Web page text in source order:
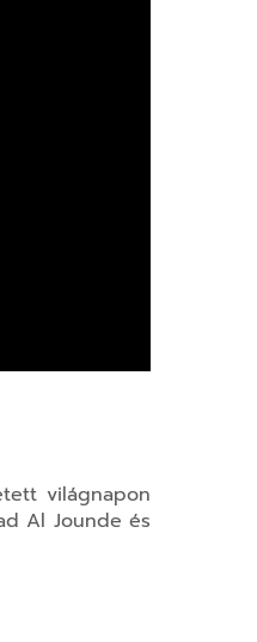
világnapon
Al Jounde és